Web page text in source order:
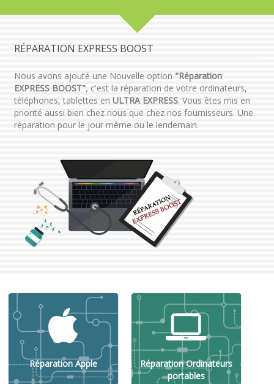
RÉPARATION EXPRESS BOOST
Nous avons ajouté une Nouvelle option "Réparation
EXPRESS BOOST", c'est la réparation de votre ordinateurs,
téléphones, tablettes en ULTRA EXPRESS. Vous êtes mis en
priorité aussi bien chez nous que chez nos fournisseurs. Une
réparation pour le jour même ou le lendemain.
Réparation Apple
Réparation Ordinateurs
portables